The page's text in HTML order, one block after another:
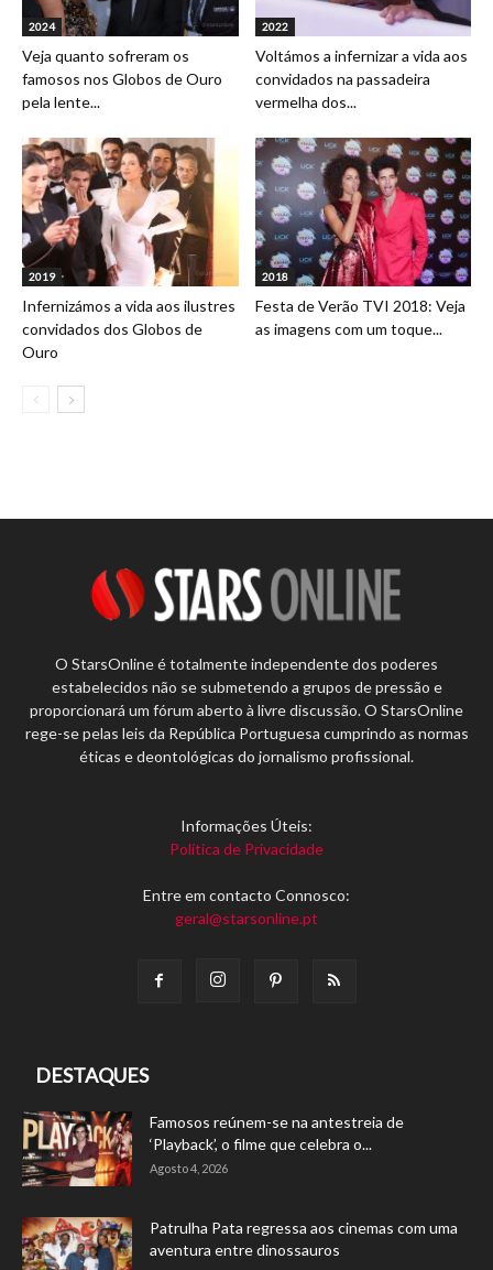
2024
Veja quanto sofreram os
famosos nos Globos de Ouro
pela lente...
2022
Voltámos a infernizar a vida aos
convidados na passadeira
vermelha dos...
2019
Infernizámos a vida aos ilustres
convidados dos Globos de
Ouro
2018
Festa de Verão TVI 2018: Veja
as imagens com um toque...
O StarsOnline é totalmente independente dos poderes
estabelecidos não se submetendo a grupos de pressão e
proporcionará um fórum aberto à livre discussão. O StarsOnline
rege-se pelas leis da República Portuguesa cumprindo as normas
éticas e deontológicas do jornalismo profissional.
Informações Úteis:
Política de Privacidade
Entre em contacto Connosco:
geral@starsonline.pt
DESTAQUES
Famosos reúnem-se na antestreia de
‘Playback’, o filme que celebra o...
Agosto 4, 2026
Patrulha Pata regressa aos cinemas com uma
aventura entre dinossauros